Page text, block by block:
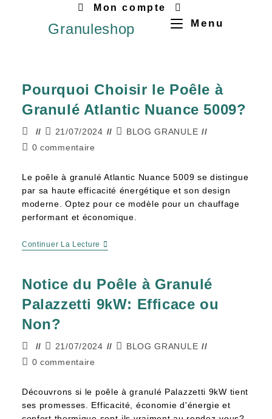
Mon compte
Granuleshop Menu
Pourquoi Choisir le Poêle à
Granulé Atlantic Nuance 5009?
21/07/2024
BLOG GRANULE
0 commentaire
Le poêle à granulé Atlantic Nuance 5009 se distingue
par sa haute efficacité énergétique et son design
moderne. Optez pour ce modèle pour un chauffage
performant et économique.
Continuer La Lecture
Notice du Poêle à Granulé
Palazzetti 9kW: Efficace ou
Non?
21/07/2024
BLOG GRANULE
0 commentaire
Découvrons si le poêle à granulé Palazzetti 9kW tient
ses promesses. Efficacité, économie d'énergie et